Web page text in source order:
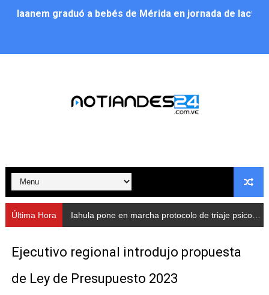
Iaanem graduó a bebés de Mérida en jornada de
Alcalde Nelson Álvarez llevó jornada recreativa a la
Nevado Gas optimiza servicio residencial en la
Balance semestral impulsa inclusión y atención a
Plan Vacacional Comunitario “Ríe 2026” recorre las
Alcaldía del Municipio Libertador realizó una jornada
Fundacite Mérida dicta taller gratuito de electrónica
Última Hora Iahula pone en marcha protocolo de triaje psicosocial para atender a rescatistas
Ejecutivo regional introdujo propuesta
de Ley de Presupuesto 2023